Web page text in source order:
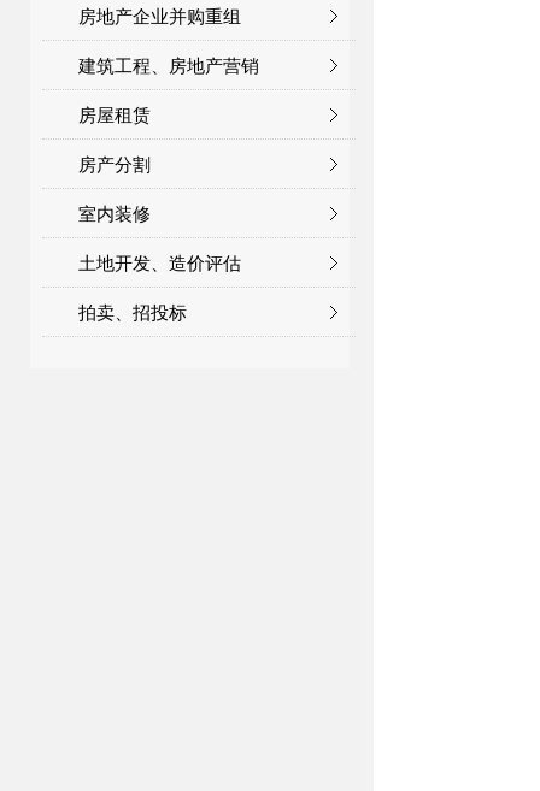
房地产企业并购重组
建筑工程、房地产营销
房屋租赁
房产分割
室内装修
土地开发、造价评估
拍卖、招投标